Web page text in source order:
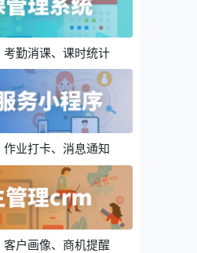
勤消课、课时统计
作业打卡、消息通知
客户画像、商机提醒